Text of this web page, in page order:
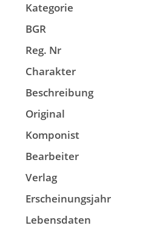
Kategorie
BGR
Reg. Nr
Charakter
Beschreibung
Original
Komponist
Bearbeiter
Verlag
Erscheinungsjahr
Lebensdaten